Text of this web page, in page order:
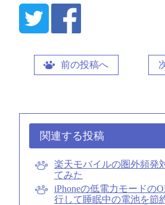
前の投稿へ
関連する投稿
楽天モバイルの圏外頻発
てみた
iPhoneの低電力モードの
行して睡眠中の電池を節